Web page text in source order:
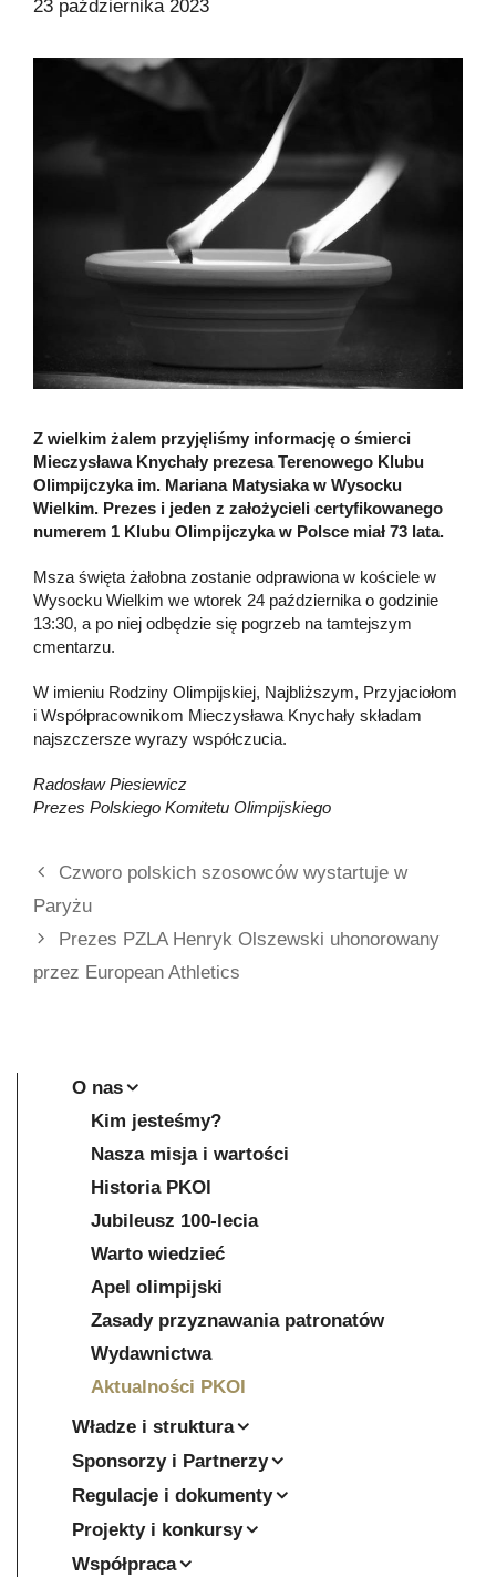
23 października 2023
Z wielkim żalem przyjęliśmy informację o śmierci
Mieczysława Knychały prezesa Terenowego Klubu
Olimpijczyka im. Mariana Matysiaka w Wysocku
Wielkim. Prezes i jeden z założycieli certyfikowanego
numerem 1 Klubu Olimpijczyka w Polsce miał 73 lata.
Msza święta żałobna zostanie odprawiona w kościele w
Wysocku Wielkim we wtorek 24 października o godzinie
13:30, a po niej odbędzie się pogrzeb na tamtejszym
cmentarzu.
W imieniu Rodziny Olimpijskiej, Najbliższym, Przyjaciołom
i Współpracownikom Mieczysława Knychały składam
najszczersze wyrazy współczucia.
Radosław Piesiewicz
Prezes Polskiego Komitetu Olimpijskiego
Czworo polskich szosowców wystartuje w
Paryżu
Prezes PZLA Henryk Olszewski uhonorowany
przez European Athletics
O nas
Kim jesteśmy?
Nasza misja i wartości
Historia PKOl
Jubileusz 100-lecia
Warto wiedzieć
Apel olimpijski
Zasady przyznawania patronatów
Wydawnictwa
Aktualności PKOl
Władze i struktura
Sponsorzy i Partnerzy
Regulacje i dokumenty
Projekty i konkursy
Współpraca